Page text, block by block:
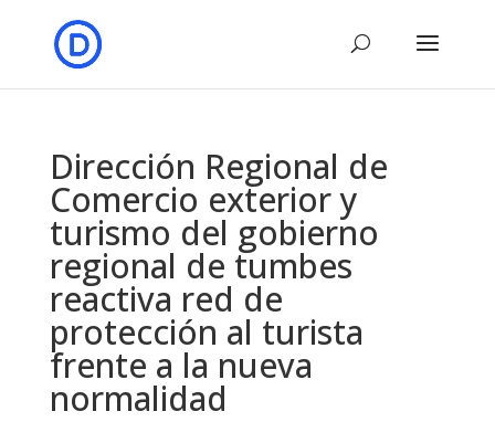
Dirección Regional de
Comercio exterior y
turismo del gobierno
regional de tumbes
reactiva red de
protección al turista
frente a la nueva
normalidad